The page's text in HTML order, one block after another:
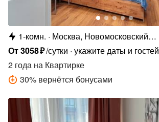
1-комн.
Москва, Новомосковский
административный округ, р-н Внуково, ул.
Лётчика Ульянина, 7А
От3058₽/сутки укажите даты и гостей
2 года на Квартирке
30% вернётся бонусами